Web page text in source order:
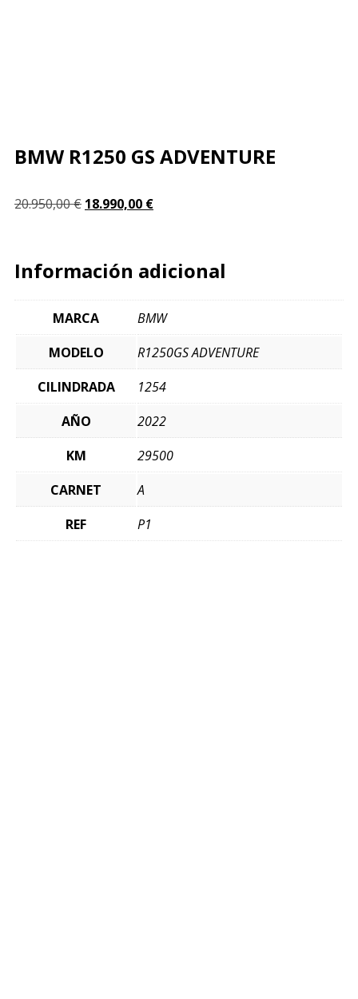
BMW R1250 GS ADVENTURE
20.950,00€ 18.990,00 €
Información adicional
MARCA
BMW
MODELO
R1250GS ADVENTURE
CILINDRADA
1254
AÑO
2022
KM
29500
CARNET
A
REF
P1